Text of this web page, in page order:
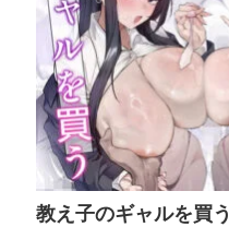
教え子のギャルを買う